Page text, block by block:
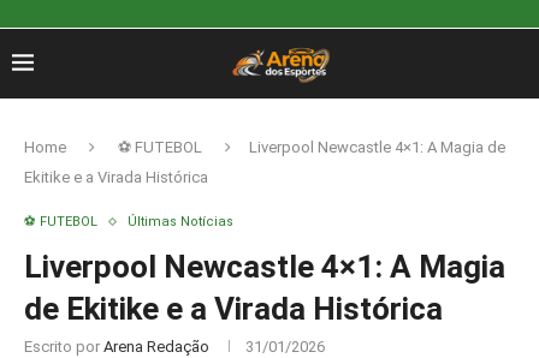
Home ⚽ FUTEBOL
Liverpool Newcastle 4×1: A Magia de
Ekitike e a Virada Histórica
⚽ FUTEBOL Últimas Notícias
Liverpool Newcastle 4×1: A Magia
de Ekitike e a Virada Histórica
Escrito por Arena Redação 31/01/2026